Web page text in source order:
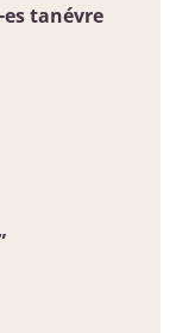
es tanévre